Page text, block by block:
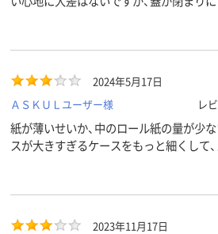
ェット感がしっかりある様に感じられ
う感じです
2024年5月17日
ＡＳＫＵＬユーザー様
レ
紙が薄いせいか、中のロール紙の量が少
スが大きすぎるケースをもっと細くして
2023年11月17日